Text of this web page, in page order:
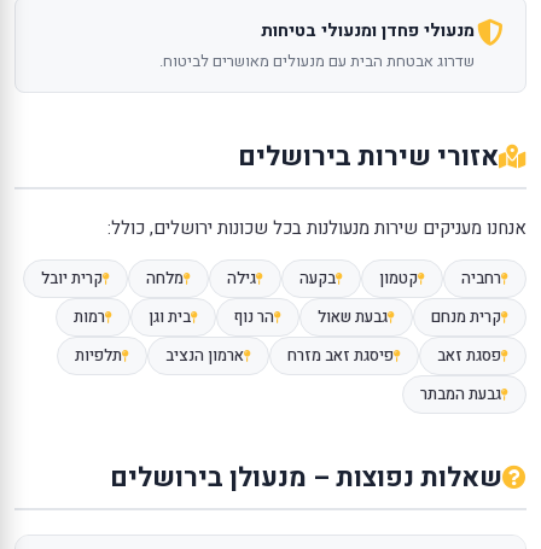
מנעולי פחדן ומנעולי בטיחות
שדרוג אבטחת הבית עם מנעולים מאושרים לביטוח.
אזורי שירות בירושלים
אנחנו מעניקים שירות מנעולנות בכל שכונות ירושלים, כולל:
רחביה קטמון בקעה גילה מלחה
קרית יובל
קרית מנחם
גבעת שאול הר נוף בית וגן
רמות
פסגת זאב
פיסגת זאב מזרח ארמון הנציב
תלפיות
גבעת המבתר
שאלות נפוצות – מנעולן בירושלים